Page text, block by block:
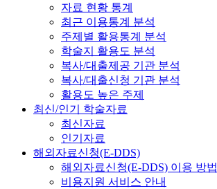
자료 현황 통계
최근 이용통계 분석
주제별 활용통계 분석
학술지 활용도 분석
복사/대출제공 기관 분석
복사/대출신청 기관 분석
활용도 높은 주제
최신/인기 학술자료
최신자료
인기자료
해외자료신청(E-DDS)
해외자료신청(E-DDS) 이용 방법
비용지원 서비스 안내